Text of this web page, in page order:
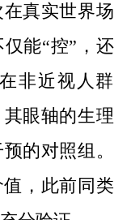
真实世界场
能“控”，还
非近视人群
眼轴的生理
的对照组。
，此前同类